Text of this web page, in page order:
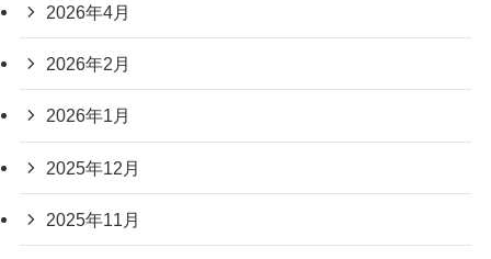
2026年4月
2026年2月
2026年1月
2025年12月
2025年11月